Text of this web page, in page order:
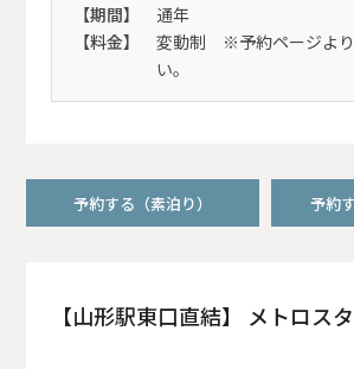
【期間】
通年
【料金】
変動制 ※予約ページより
い。
予約する（素泊り） 予約
【山形駅東口直結】 メトロス